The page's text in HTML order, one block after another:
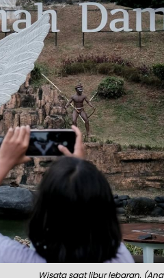
Wisata saat libur lebaran.